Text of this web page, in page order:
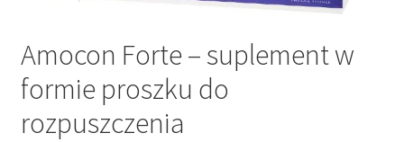
Amocon Forte – suplement w
formie proszku do
rozpuszczenia